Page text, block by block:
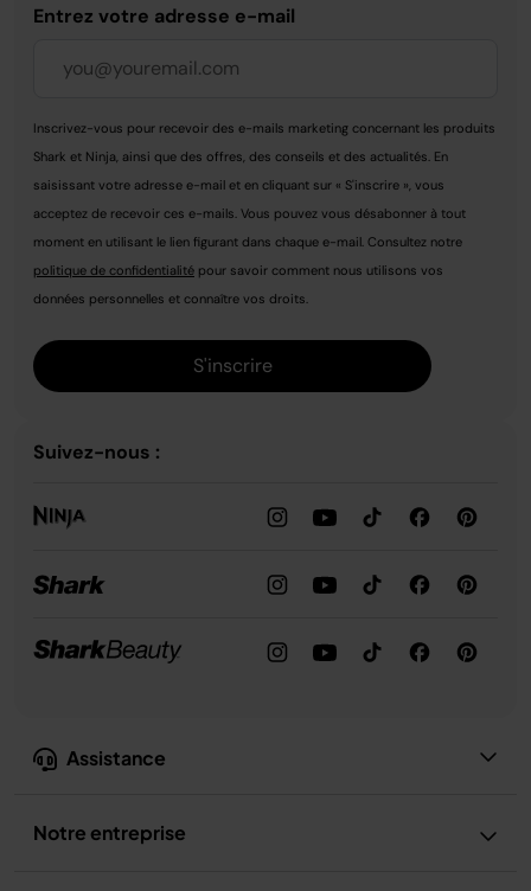
Assistance
Notre entreprise
Entrez votre adresse e-mail
Inscrivez-vous pour recevoir des e-mails marketing concernant les produits
Shark et Ninja, ainsi que des offres, des conseils et des actualités. En
saisissant votre adresse e-mail et en cliquant sur « S'inscrire », vous
acceptez de recevoir ces e-mails. Vous pouvez vous désabonner à tout
moment en utilisant le lien figurant dans chaque e-mail. Consultez notre
politique de confidentialité pour savoir comment nous utilisons vos
données personnelles et connaître vos droits.
S'inscrire
Suivez-nous :